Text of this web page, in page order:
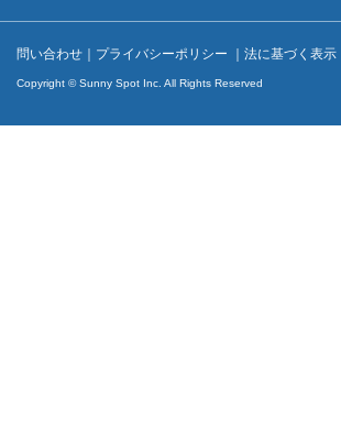
問い合わせ ｜ プライバシーポリシー ｜ 法に基づく表示
Copyright © Sunny Spot Inc. All Rights Reserved